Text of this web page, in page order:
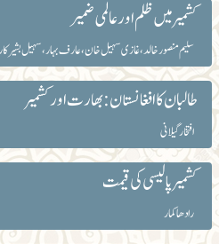
کشمیرمیں ظلم اور عالمی ضمیر
سلیم منصور خالد، غازی سہیل خان، عارف بہار، سہیل بشیر کار
طالبان کا افغانستان: بھارت اور کشمیر
افتخار گیلانی
کشمیرپالیسی کی قیمت
رادھا کمار